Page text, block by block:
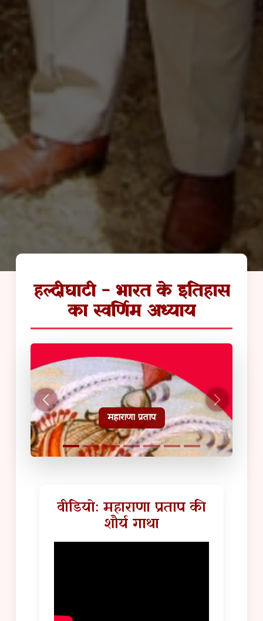
हल्दीघाटी - भारत के इतिहास
का स्वर्णिम अध्याय
हल्दीघाटी टूरिस्ट गाइड
वीडियो: महाराणा प्रताप की
शौर्य गाथा